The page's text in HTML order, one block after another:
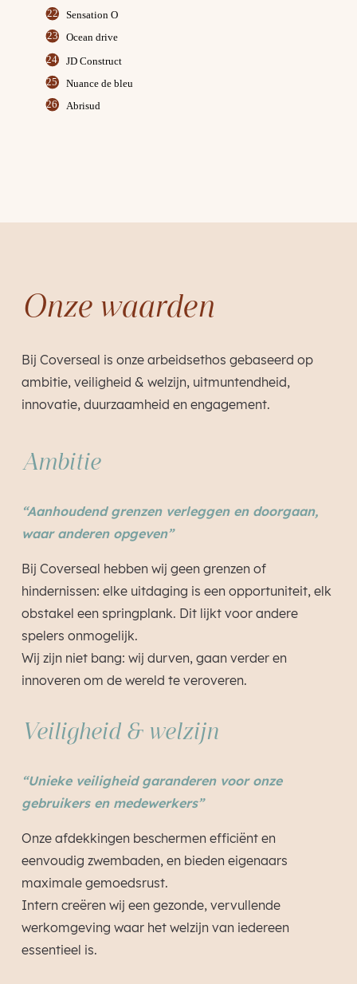
Onze waarden
Bij Coverseal is onze arbeidsethos gebaseerd op
ambitie, veiligheid & welzijn, uitmuntendheid,
innovatie, duurzaamheid en engagement.
Ambitie
“Aanhoudend grenzen verleggen en doorgaan,
waar anderen opgeven”
Bij Coverseal hebben wij geen grenzen of
hindernissen: elke uitdaging is een opportuniteit, elk
obstakel een springplank. Dit lijkt voor andere
spelers onmogelijk.
Wij zijn niet bang: wij durven, gaan verder en
innoveren om de wereld te veroveren.
Veiligheid & welzijn
“Unieke veiligheid garanderen voor onze
gebruikers en medewerkers”
Onze afdekkingen beschermen efficiënt en
eenvoudig zwembaden, en bieden eigenaars
maximale gemoedsrust.
Intern creëren wij een gezonde, vervullende
werkomgeving waar het welzijn van iedereen
essentieel is.